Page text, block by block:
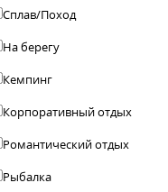
Сплав/Поход
На берегу
Кемпинг
Корпоративный отдых
Романтический отдых
Рыбалка